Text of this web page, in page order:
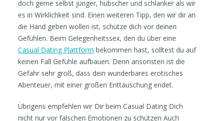
doch gerne selbst jünger, hübscher und schlanker als wir
es in Wirklichkeit sind. Einen weiteren Tipp, den wir dir an
die Hand geben wollen ist, schütze dich vor deinen
Gefühlen. Beim Gelegenheitssex, den du über eine
Casual Dating Plattform bekommen hast, solltest du auf
keinen Fall Gefühle aufbauen. Denn ansonsten ist die
Gefahr sehr groß, dass dein wunderbares erotisches
Abenteuer, mit einer großen Enttäuschung endet.
Übrigens empfehlen wir Dir beim Casual Dating Dich
nicht nur vor falschen Emotionen zu schützen Auch